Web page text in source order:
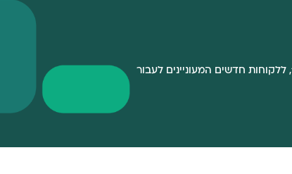
שיחת הליווי האישי זמינה בשעות הפעילות 10:00-17:00, ללקוחות חדשים המעוניינים לעבור